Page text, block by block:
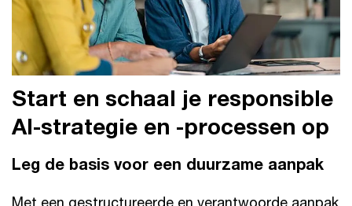
Start en schaal je responsible
AI-strategie en -processen op
Leg de basis voor een duurzame aanpak
Met een gestructureerde en verantwoorde aanpak